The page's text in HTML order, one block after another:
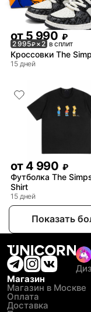
от 5 990 ₽
2 995₽× 2 в сплит
Кроссовки The
15 дней
от 4 990 ₽
Футболка The
Shirt
15 дней
Показать
Магазин
Магазин в Москве
Оплата
Доставка